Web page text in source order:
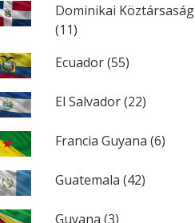
Dominikai Köztársaság
(11)
Ecuador (55)
El Salvador (22)
Francia Guyana (6)
Guatemala (42)
Guyana (3)